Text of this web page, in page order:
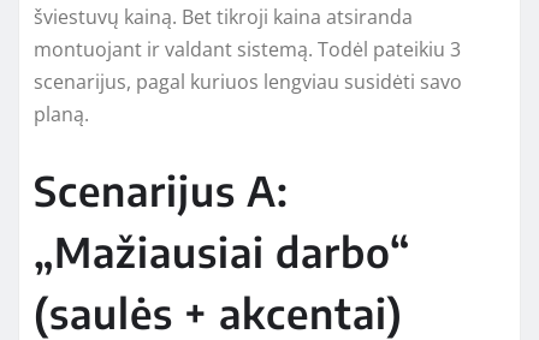
šviestuvų kainą. Bet tikroji kaina atsiranda
montuojant ir valdant sistemą. Todėl pateikiu 3
scenarijus, pagal kuriuos lengviau susidėti savo
planą.
Scenarijus A:
„Mažiausiai darbo“
(saulės + akcentai)